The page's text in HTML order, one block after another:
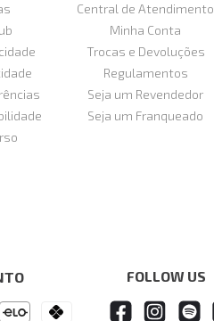
Central de Atendimento
Minha Conta
Trocas e Devoluções
Regulamentos
Seja um Revendedor
Seja um Franqueado
FOLLOW US